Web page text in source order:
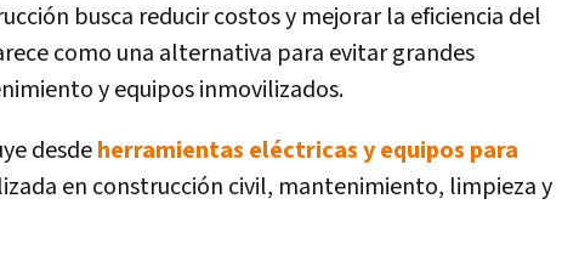
busca reducir costos y mejorar la eficiencia del
como una alternativa para evitar grandes
y equipos inmovilizados.
desdeherramientas eléctricas y equipos para
en construcción civil, mantenimiento, limpieza y